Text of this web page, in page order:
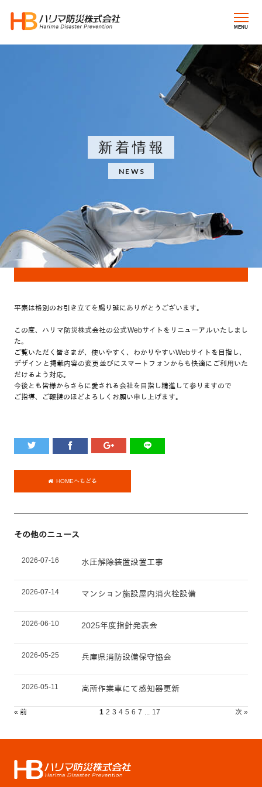
MENU
新着情報
NEWS
平素は格別のお引き立てを賜り誠にありがとうございます。
この度、ハリマ防災株式会社の公式Webサイトをリニューアルいたしまし
た。
ご覧いただく皆さまが、使いやすく、わかりやすいWebサイトを目指し、
デザインと掲載内容の変更並びにスマートフォンからも快適にご利用いた
だけるよう対応。
今後とも皆様からさらに愛される会社を目指し精進して参りますので
ご指導、ご鞭撻のほどよろしくお願い申し上げます。
HOMEへもどる
その他のニュース
2026-07-16 水圧解除装置設置工事
2026-07-14 マンション施設屋内消火栓設備
2026-06-10 2025年度指針発表会
2026-05-25 兵庫県消防設備保守協会
2026-05-11 高所作業車にて感知器更新
« 前 1 2 3 4 5 6 7 17 次 »